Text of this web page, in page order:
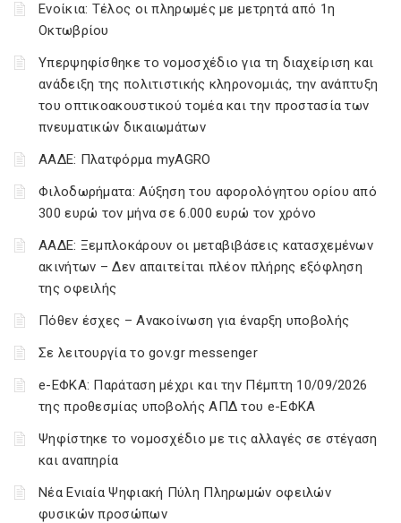
Ενοίκια: Τέλος οι πληρωμές με μετρητά από 1η
Οκτωβρίου
Υπερψηφίσθηκε το νομοσχέδιο για τη διαχείριση και
ανάδειξη της πολιτιστικής κληρονομιάς, την ανάπτυξη
του οπτικοακουστικού τομέα και την προστασία των
πνευματικών δικαιωμάτων
ΑΑΔΕ: Πλατφόρμα myAGRO
Φιλοδωρήματα: Αύξηση του αφορολόγητου ορίου από
300 ευρώ τον μήνα σε 6.000 ευρώ τον χρόνο
ΑΑΔΕ: Ξεμπλοκάρουν οι μεταβιβάσεις κατασχεμένων
ακινήτων – Δεν απαιτείται πλέον πλήρης εξόφληση
της οφειλής
Πόθεν έσχες – Ανακοίνωση για έναρξη υποβολής
Σε λειτουργία το gov.gr messenger
e-ΕΦΚΑ: Παράταση μέχρι και την Πέμπτη 10/09/2026
της προθεσμίας υποβολής ΑΠΔ του e-ΕΦΚΑ
Ψηφίστηκε το νομοσχέδιο με τις αλλαγές σε στέγαση
και αναπηρία
Νέα Ενιαία Ψηφιακή Πύλη Πληρωμών οφειλών
φυσικών προσώπων